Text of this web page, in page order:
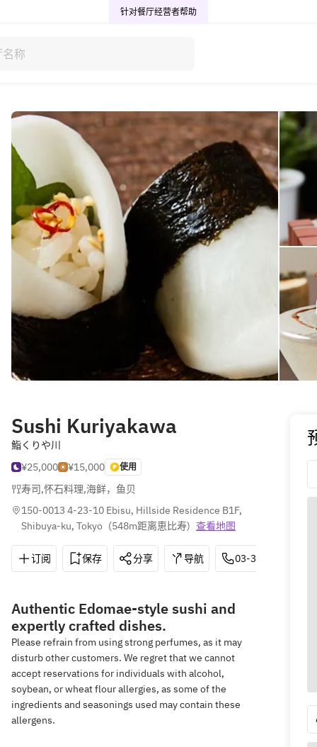
针对餐厅经营者帮助
Sushi Kuriyakawa
鮨くりや川
¥25,000
¥15,000 使用
寿司,怀石料理,海鲜，鱼贝
150-0013 4-23-10 Ebisu, Hillside Residence B1F,
Shibuya-ku, Tokyo (548m距离恵比寿) 查看地图
订阅 保存 分享 导航 03-3446-3332
Authentic Edomae-style sushi and
expertly crafted dishes.
Please refrain from using strong perfumes, as it may
disturb other customers. We regret that we cannot
accept reservations for individuals with alcohol,
soybean, or wheat flour allergies, as some of the
ingredients and seasonings used may contain these
allergens.